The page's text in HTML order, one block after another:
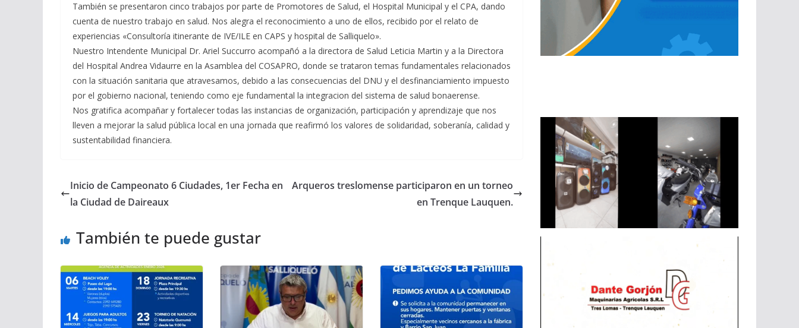
También se presentaron cinco trabajos por parte de Promotores de Salud, el Hospital Municipal y el CPA, dando
cuenta de nuestro trabajo en salud. Nos alegra el reconocimiento a uno de ellos, recibido por el relato de
experiencias «Consultoría itinerante de IVE/ILE en CAPS y hospital de Salliquelo».
Nuestro Intendente Municipal Dr. Ariel Succurro acompañó a la directora de Salud Leticia Martin y a la Directora
del Hospital Andrea Vidaurre en la Asamblea del COSAPRO, donde se trataron temas fundamentales relacionados
con la situación sanitaria que atravesamos, debido a las consecuencias del DNU y el desfinanciamiento impuesto
por el gobierno nacional, teniendo como eje fundamental la integracion del sistema de salud bonaerense.
Nos gratifica acompañar y fortalecer todas las instancias de organización, participación y aprendizaje que nos
lleven a mejorar la salud pública local en una jornada que reafirmó los valores de solidaridad, soberanía, calidad y
sustentabilidad financiera.
Inicio de Campeonato 6 Ciudades, 1er Fecha en
la Ciudad de Daireaux
Arqueros treslomense participaron en un torneo
en Trenque Lauquen.
También te puede gustar